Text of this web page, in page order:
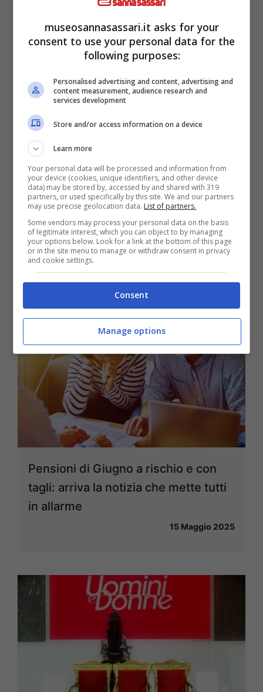
Il paradiso delle signore, cambia
tutto: la scelta della Rai, ecco
quando torna in onda
15 Maggio 2025
Pensioni di Giugno a rischio e con
tagli: arriva la notizia che mette tutti
in allarme
15 Maggio 2025
museosannasassari.it asks for your
consent to use your personal data for the
following purposes:
Personalised advertising and content, advertising and
content measurement, audience research and
services development
Store and/or access information on a device
Learn more
Your personal data will be processed and information from
your device (cookies, unique identifiers, and other device
data) may be stored by, accessed by and shared with 319
partners, or used specifically by this site. We and our partners
may use precise geolocation data. List of partners.
Some vendors may process your personal data on the basis
of legitimate interest, which you can object to by managing
your options below. Look for a link at the bottom of this page
or in the site menu to manage or withdraw consent in privacy
and cookie settings.
Consent
Manage options